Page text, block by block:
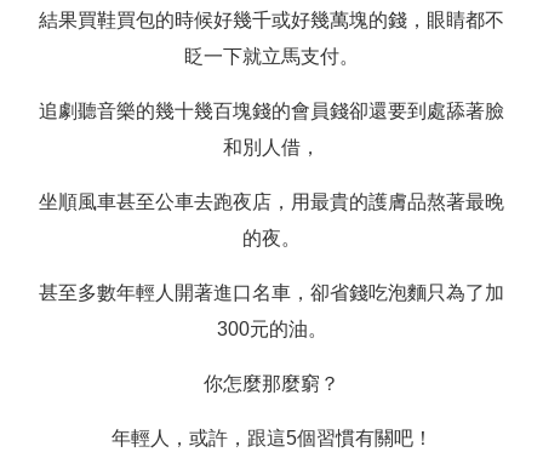
結果買鞋買包的時候好幾千或好幾萬塊的錢，眼睛都不
眨一下就立馬支付。
追劇聽音樂的幾十幾百塊錢的會員錢卻還要到處舔著臉
和別人借，
坐順風車甚至公車去跑夜店，用最貴的護膚品熬著最晚
的夜。
甚至多數年輕人開著進口名車，卻省錢吃泡麵只為了加
300元的油。
你怎麼那麼窮？
年輕人，或許，跟這5個習慣有關吧！